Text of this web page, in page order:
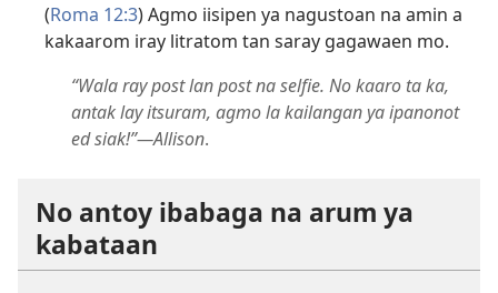
(Roma 12:3) Agmo iisipen ya nagustoan na amin a
kakaarom iray litratom tan saray gagawaen mo.
“Wala ray post lan post na selfie. No kaaro ta ka,
antak lay itsuram, agmo la kailangan ya ipanonot
ed siak!”​—Allison.
No antoy ibabaga na arum ya
kabataan